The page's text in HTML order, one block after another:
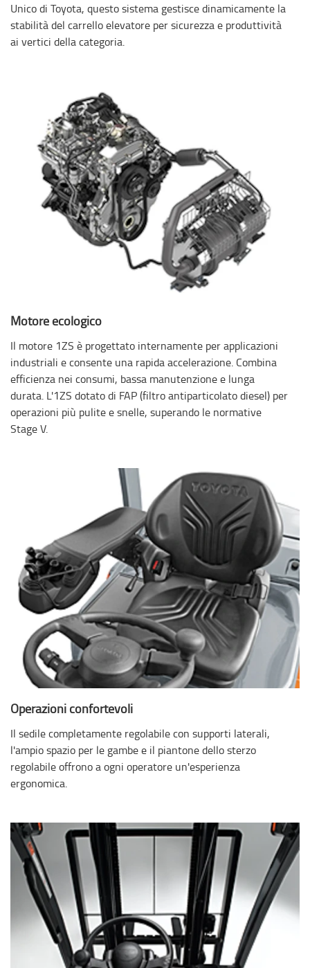
Unico di Toyota, questo sistema gestisce dinamicamente la
stabilità del carrello elevatore per sicurezza e produttività
ai vertici della categoria.
Motore ecologico
Il motore 1ZS è progettato internamente per applicazioni
industriali e consente una rapida accelerazione. Combina
efficienza nei consumi, bassa manutenzione e lunga
durata. L'1ZS dotato di FAP (filtro antiparticolato diesel) per
operazioni più pulite e snelle, superando le normative
Stage V.
Operazioni confortevoli
Il sedile completamente regolabile con supporti laterali,
l'ampio spazio per le gambe e il piantone dello sterzo
regolabile offrono a ogni operatore un'esperienza
ergonomica.